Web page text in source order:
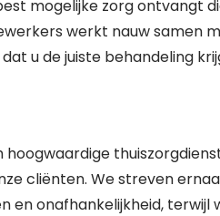
mogelijke zorg ontvangt
werkt nauw samen
u de juiste behandeling
hoogwaardige
cliënten. We streven
en onafhankelijkheid,